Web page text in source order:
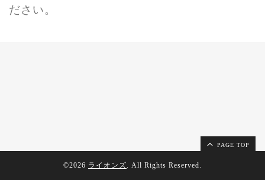
ださい。
PAGE TOP
©2026 ライオンズ. All Rights Reserved.